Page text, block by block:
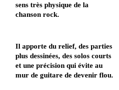
sens très physique de la
chanson rock.
Il apporte du relief, des parties
plus dessinées, des solos courts
et une précision qui évite au
mur de guitare de devenir flou.